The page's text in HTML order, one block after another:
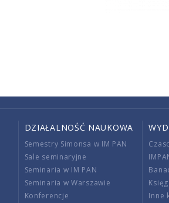
DZIAŁALNOŚĆ NAUKOWA
Semestry Simonsa w IM PAN
Sale seminaryjne
Seminaria w IM PAN
Seminaria w Warszawie
Konferencje
Inne